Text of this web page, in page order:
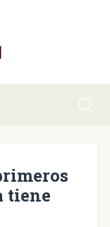
tiene